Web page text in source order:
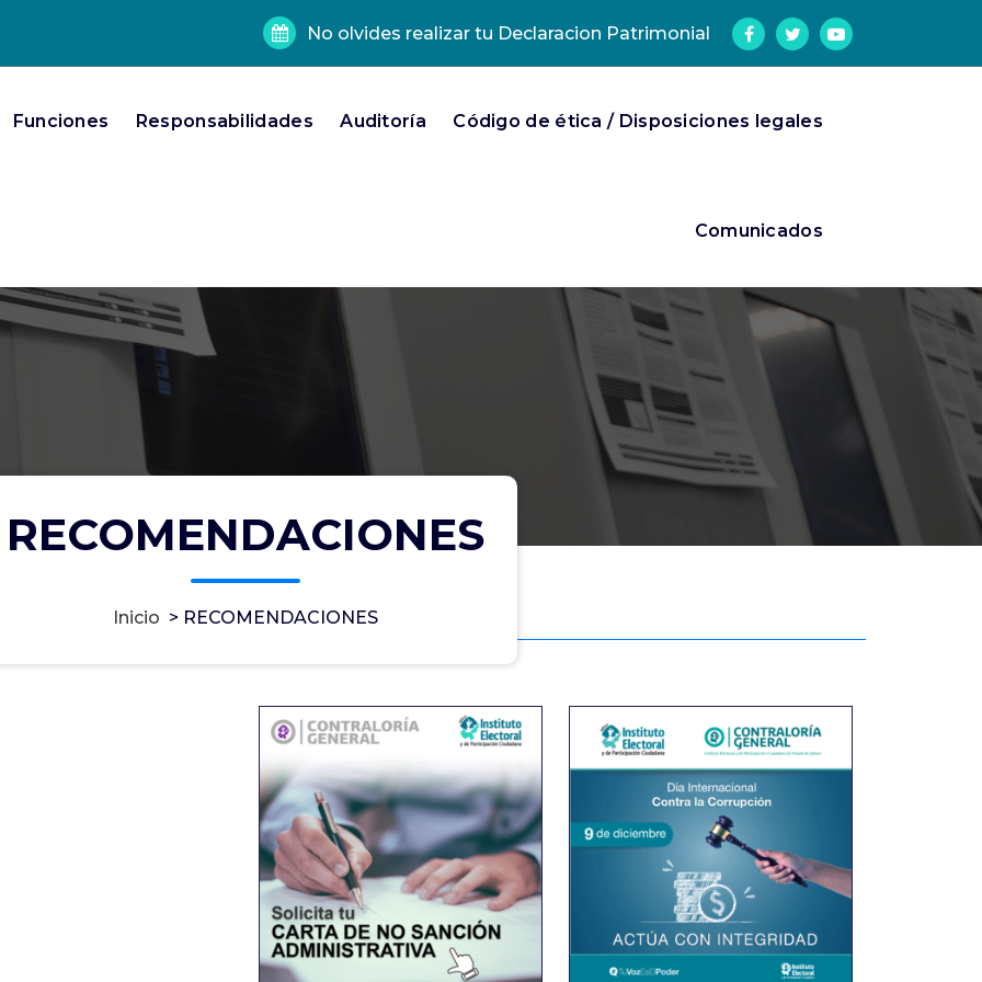
No olvides realizar tu Declaracion Patrimonial
Funciones Responsabilidades Auditoría Código de ética / Disposiciones legales
Comunicados
RECOMENDACIONES
Inicio > RECOMENDACIONES